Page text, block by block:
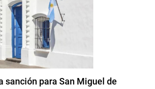
sanción para San Miguel de